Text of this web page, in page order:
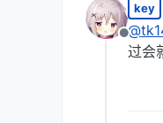
离线
key
@
过会